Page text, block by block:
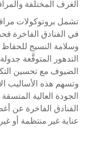
الغرف المختلفة
تشمل بروتوكولات
في الفنادق الفاخرة
وسلامة النسيج للحفاظ
التدهور المتوقَّعة
الضيوف مع تحسين
وتسهم هذه الأساليب
الجودة العالية
الفنادق الفاخرة عن
عناية غير منتظمة أو